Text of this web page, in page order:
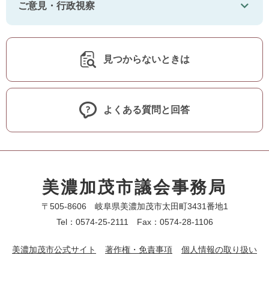
ご意見・行政視察
見つからないときは
よくある質問と回答
美濃加茂市議会事務局
〒505-8606 岐阜県美濃加茂市太田町3431番地1
Tel：0574-25-2111 Fax：0574-28-1106
美濃加茂市公式サイト 著作権・免責事項 個人情報の取り扱い